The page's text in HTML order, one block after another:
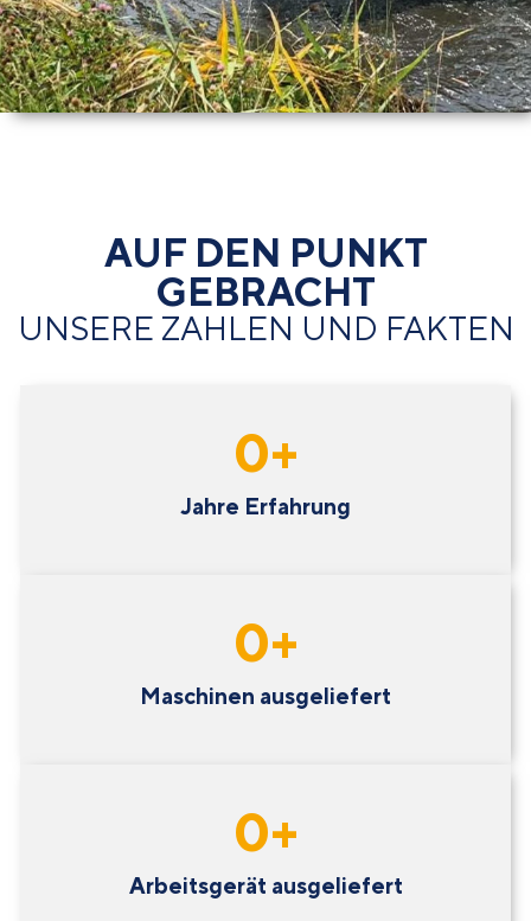
AUF DEN PUNKT
GEBRACHT
UNSERE ZAHLEN UND FAKTEN
Jahre Erfahrung
0+
Maschinen ausgeliefert
0+
Arbeitsgerät ausgeliefert
0+